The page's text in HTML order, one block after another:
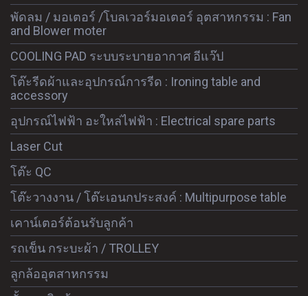
พัดลม / มอเตอร์ /โบลเวอร์มอเตอร์ อุตสาหกรรม : Fan
and Blower moter
COOLING PAD ระบบระบายอากาศ อีแว๊ป
โต๊ะรีดผ้าและอุปกรณ์การรีด : Ironing table and
accessory
อุปกรณ์ไฟฟ้า อะใหล่ไฟฟ้า : Electrical spare parts
Laser Cut
โต๊ะ QC
โต๊ะวางงาน / โต๊ะเอนกประสงค์ : Multipurpose table
เคาน์เตอร์ต้อนรับลูกค้า
รถเข็น กระบะผ้า / TROLLEY
ลูกล้ออุตสาหกรรม